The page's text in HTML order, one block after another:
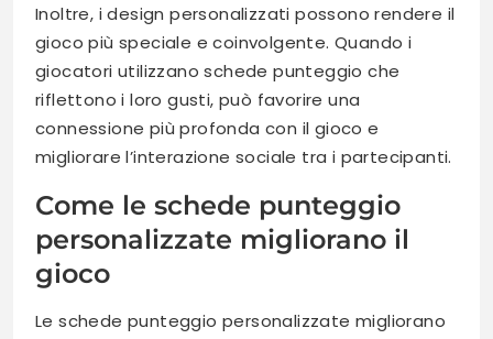
Inoltre, i design personalizzati possono rendere il
gioco più speciale e coinvolgente. Quando i
giocatori utilizzano schede punteggio che
riflettono i loro gusti, può favorire una
connessione più profonda con il gioco e
migliorare l’interazione sociale tra i partecipanti.
Come le schede punteggio
personalizzate migliorano il
gioco
Le schede punteggio personalizzate migliorano